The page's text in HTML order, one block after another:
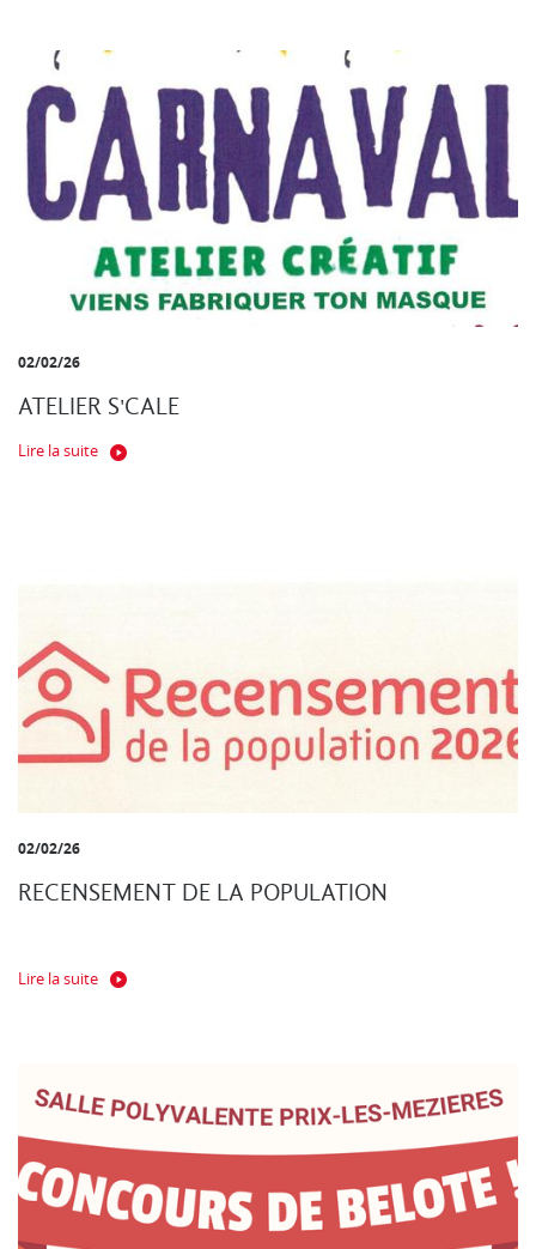
02/02/26
ATELIER S'CALE
Lire la suite
02/02/26
RECENSEMENT DE LA POPULATION
Lire la suite